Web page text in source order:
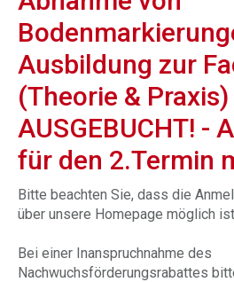
Ausbildung zur
(Theorie &
AUSGEBUCHT! -
für den 2.Termin
Bitte beachten Sie, dass die
über unsere Homepage möglich
Bei einer Inanspruchnahme des
Nachwuchsförderungsrabattes